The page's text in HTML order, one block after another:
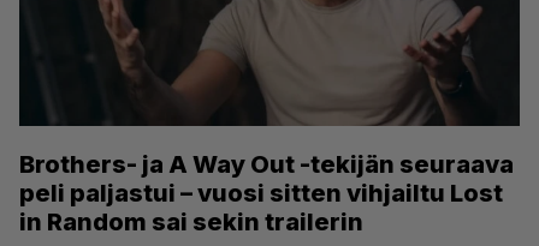
Brothers- ja A Way Out -tekijän seuraava
peli paljastui – vuosi sitten vihjailtu Lost
in Random sai sekin trailerin